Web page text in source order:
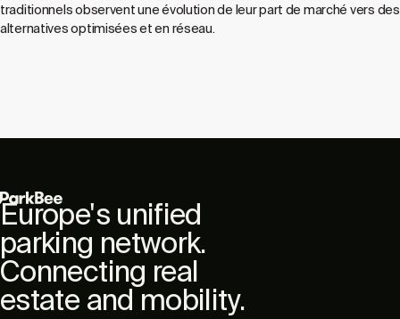
traditionnels observent une évolution de leur part de marché vers des
alternatives optimisées et en réseau.
Europe's unified
parking network.
Connecting real
estate and mobility.